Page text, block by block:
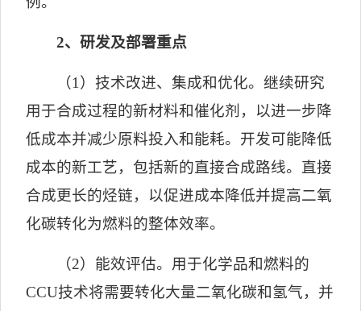
2、研发及部署重点
（1 ）技术改进、集成和优化。继续研究
用于合成过程的新材料和催化剂，以进一步降
低成本并减少原料投入和能耗。开发可能降低
成本的新工艺，包括新的直接合成路线。直接
合成更长的烃链，以促进成本降低并提高二氧
化碳转化为燃料的整体效率。
（2）能效评估。用于化学品和燃料的
CCU技术将需要转化大量二氧化碳和氢气，并